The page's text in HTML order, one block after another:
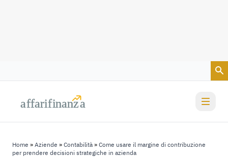
affarifinanza
affarifinanza
Home » Aziende » Contabilità » Come usare il margine di contribuzione
per prendere decisioni strategiche in azienda